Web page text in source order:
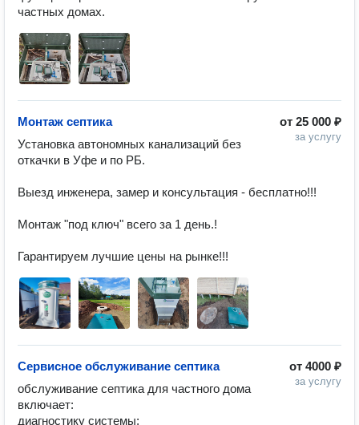
частных домах.
от 25 000 ₽
за услугу
Монтаж септика
Установка автономных канализаций без
откачки в Уфе и по РБ.
Выезд инженера, замер и консультация - бесплатно!!!
Монтаж "под ключ" всего за 1 день.!
Гарантируем лучшие цены на рынке!!!
от 4000 ₽
за услугу
Сервисное обслуживание септика
обслуживание септика для частного дома
включает:
диагностику системы;